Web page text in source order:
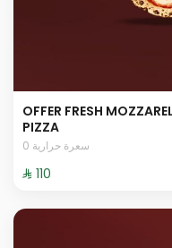
OFFER FRESH
PIZZA
0 سعرة حرارية
⁨⁦‪‬ 110⁩